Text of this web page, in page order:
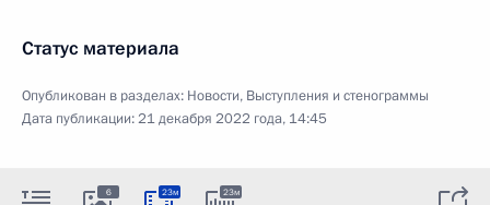
Статус материала
Опубликован в разделах: Новости, Выступления и стенограммы
Дата публикации:21 декабря 2022 года, 14:45
6 23м 23м